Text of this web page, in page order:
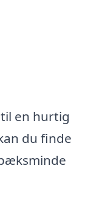
en hurtig
du finde